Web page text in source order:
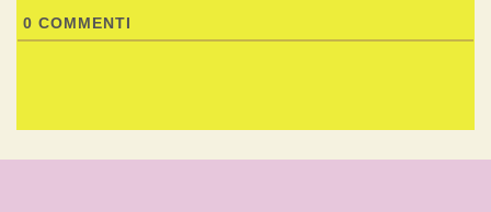
0 COMMENTI